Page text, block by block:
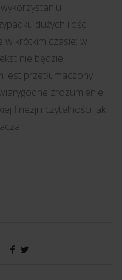
dużych ilości
w krótkim czasie; w
nie będzie
jest przetłumaczony
zrozumienie
finezji i czytelności jak